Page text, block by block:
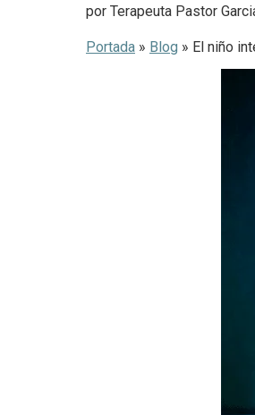
por Terapeuta Pastor
Portada » Blog » El niño